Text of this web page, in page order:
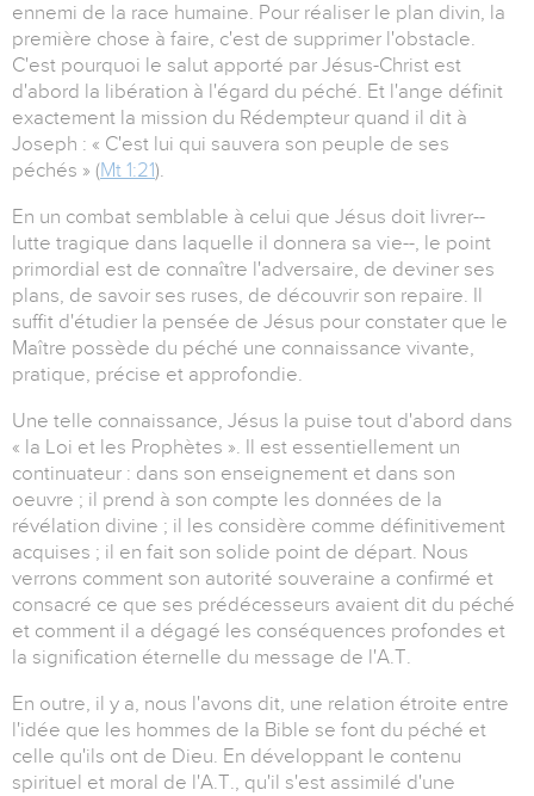
ennemi de la race humaine. Pour réaliser le plan divin, la
première chose à faire, c'est de supprimer l'obstacle.
C'est pourquoi le salut apporté par Jésus-Christ est
d'abord la libération à l'égard du péché. Et l'ange définit
exactement la mission du Rédempteur quand il dit à
Joseph : « C'est lui qui sauvera son peuple de ses
péchés » (Mt 1:21).
En un combat semblable à celui que Jésus doit livrer--
lutte tragique dans laquelle il donnera sa vie--, le point
primordial est de connaître l'adversaire, de deviner ses
plans, de savoir ses ruses, de découvrir son repaire. Il
suffit d'étudier la pensée de Jésus pour constater que le
Maître possède du péché une connaissance vivante,
pratique, précise et approfondie.
Une telle connaissance, Jésus la puise tout d'abord dans
« la Loi et les Prophètes ». Il est essentiellement un
continuateur : dans son enseignement et dans son
oeuvre ; il prend à son compte les données de la
révélation divine ; il les considère comme définitivement
acquises ; il en fait son solide point de départ. Nous
verrons comment son autorité souveraine a confirmé et
consacré ce que ses prédécesseurs avaient dit du péché
et comment il a dégagé les conséquences profondes et
la signification éternelle du message de l'A.T.
En outre, il y a, nous l'avons dit, une relation étroite entre
l'idée que les hommes de la Bible se font du péché et
celle qu'ils ont de Dieu. En développant le contenu
spirituel et moral de l'A.T., qu'il s'est assimilé d'une